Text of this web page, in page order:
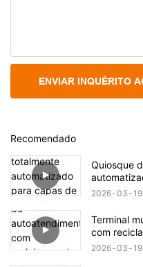
ENVIAR INQUÉRITO
Recomendado
Quiosque
2026 03 19
Terminal
com
2026 03 19